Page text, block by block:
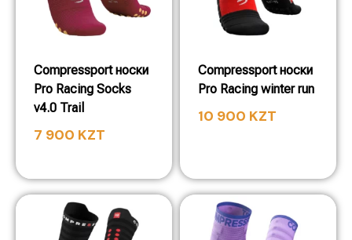
Compressport носки
Pro Racing Socks
v4.0 Trail
7 900 KZT
Compressport носки
Pro Racing winter run
10 900 KZT